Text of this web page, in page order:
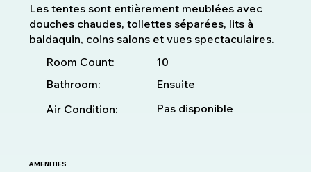
Les tentes sont entièrement meublées avec
douches chaudes, toilettes séparées, lits à
baldaquin, coins salons et vues spectaculaires.
Room Count:
10
Bathroom:
Ensuite
Air Condition:
Pas disponible
AMENITIES